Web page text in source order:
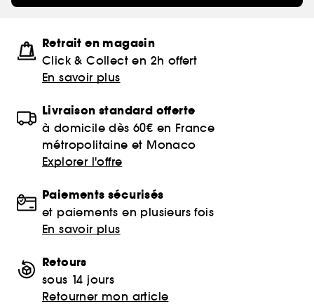
Retrait en magasin
Click & Collect en 2h offert
En savoir plus
Livraison standard offerte
à domicile dès 60€ en France
métropolitaine et Monaco
Explorer l'offre
Paiements sécurisés
et paiements en plusieurs fois
En savoir plus
Retours
sous 14 jours
Retourner mon article